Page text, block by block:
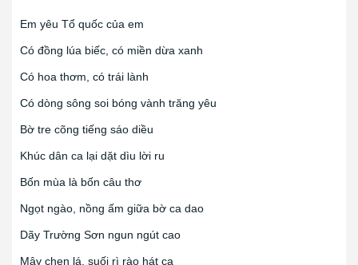
Em yêu Tổ quốc của em
Có đồng lúa biếc, có miền dừa xanh
Có hoa thơm, có trái lành
Có dòng sông soi bóng vành trăng yêu
Bờ tre cõng tiếng sáo diều
Khúc dân ca lại dặt dìu lời ru
Bốn mùa là bốn câu thơ
Ngọt ngào, nồng ấm giữa bờ ca dao
Dãy Trường Sơn ngun ngút cao
Mây chen lá, suối rì rào hát ca